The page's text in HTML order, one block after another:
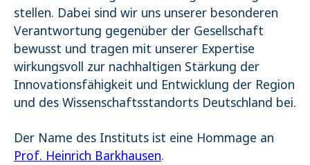
stellen. Dabei sind wir uns unserer besonderen
Verantwortung gegenüber der Gesellschaft
bewusst und tragen mit unserer Expertise
wirkungsvoll zur nachhaltigen Stärkung der
Innovationsfähigkeit und Entwicklung der Region
und des Wissenschaftsstandorts Deutschland bei.
Der Name des Instituts ist eine Hommage an
Prof. Heinrich Barkhausen.